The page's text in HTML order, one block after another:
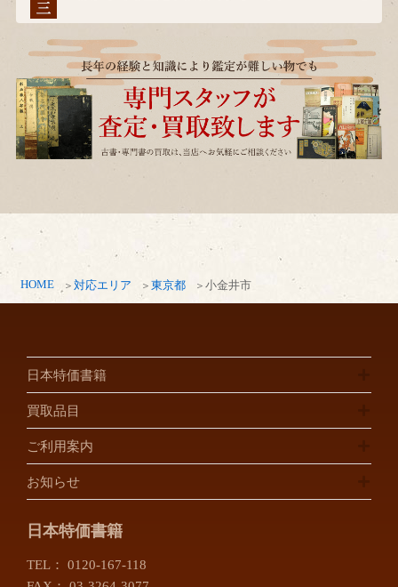
HOME 対応エリア 東京都 小金井市
日本特価書籍
買取品目
ご利用案内
お知らせ
日本特価書籍
TEL： 0120-167-118